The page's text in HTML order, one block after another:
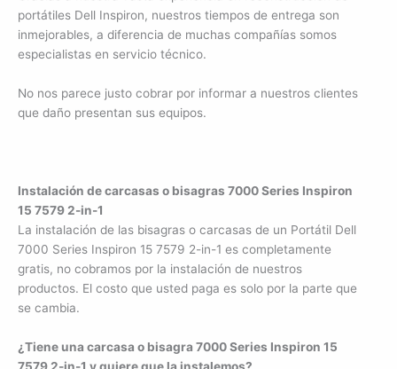
portátiles Dell Inspiron, nuestros tiempos de entrega son
inmejorables, a diferencia de muchas compañías somos
especialistas en servicio técnico.
No nos parece justo cobrar por informar a nuestros clientes
que daño presentan sus equipos.
Instalación de carcasas o bisagras 7000 Series Inspiron
15 7579 2-in-1
La instalación de las bisagras o carcasas de un Portátil Dell
7000 Series Inspiron 15 7579 2-in-1 es completamente
gratis, no cobramos por la instalación de nuestros
productos. El costo que usted paga es solo por la parte que
se cambia.
¿Tiene una carcasa o bisagra 7000 Series Inspiron 15
7579 2-in-1 y quiere que la instalemos?